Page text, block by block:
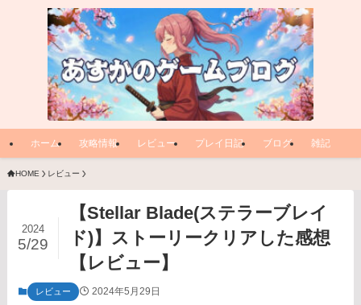
ホーム 攻略情報 レビュー プレイ日記 ブログ 雑記
HOME レビュー
【Stellar Blade(ステラーブレイ
ド)】ストーリークリアした感想
【レビュー】
2024
5/29
レビュー 2024年5月29日